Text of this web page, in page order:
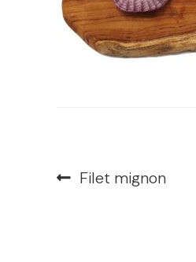
Navigation
Article
Filet mignon